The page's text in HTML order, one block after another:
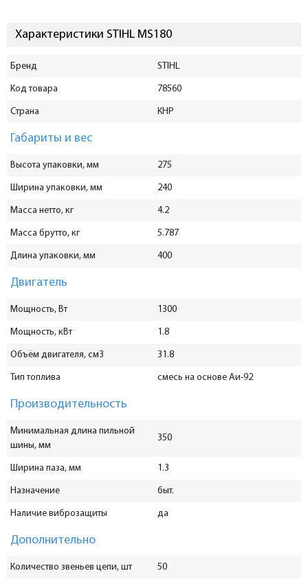
Характеристики STIHL MS180
Бренд STIHL
Код товара 78560
Страна КНР
Габариты и вес
Высота упаковки, мм 275
Ширина упаковки, мм 240
Масса нетто, кг 4.2
Масса брутто, кг 5.787
Длина упаковки, мм 400
Двигатель
Мощность, Вт 1300
Мощность, кВт 1.8
Объём двигателя, см3 31.8
Тип топлива смесь на основе Аи-92
Производительность
Минимальная длина пильной
шины, мм
350
Ширина паза, мм 1.3
Назначение быт.
Наличие виброзащиты да
Дополнительно
Количество звеньев цепи, шт 50